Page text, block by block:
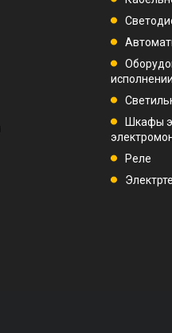
исполнении
Шкафы
Реле